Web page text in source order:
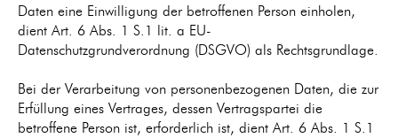
Daten eine Einwilligung der betroffenen Person einholen,
dient Art. 6 Abs. 1 S.1 lit. a EU-
Datenschutzgrundverordnung (DSGVO) als Rechtsgrundlage.
Bei der Verarbeitung von personenbezogenen Daten, die zur
Erfüllung eines Vertrages, dessen Vertragspartei die
betroffene Person ist, erforderlich ist, dient Art. 6 Abs. 1 S.1